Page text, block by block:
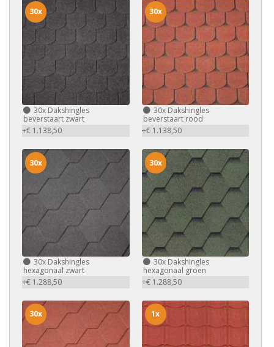
30x Dakshingles
beverstaart zwart
+€ 1.138,50
30x
30xDakshingles
beverstaart rood
+€ 1.138,50
30x
30x Dakshingles
hexagonaal zwart
+€ 1.288,50
30x
30xDakshingles
hexagonaal groen
+€ 1.288,50
30x
30x 1x